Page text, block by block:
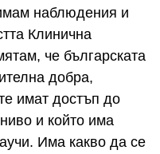
наблюдения и
Клинична
че българската
добра,
имат достъп до
и който има
Има какво да се